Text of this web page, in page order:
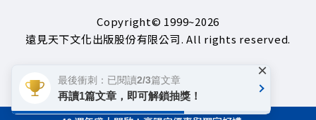
Copyright© 1999~2026
遠見天下文化出版股份有限公司. All rights reserved.
最後衝刺：已閱讀2/3篇文章
再讀1篇文章，即可解鎖抽獎！
×